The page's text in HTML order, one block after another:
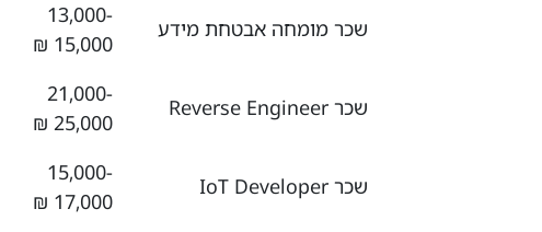
שכר מומחה אבטחת מידע
13,000-
15,000 ₪
שכר Reverse Engineer
21,000-
25,000 ₪
שכר IoT Developer
15,000-
17,000 ₪